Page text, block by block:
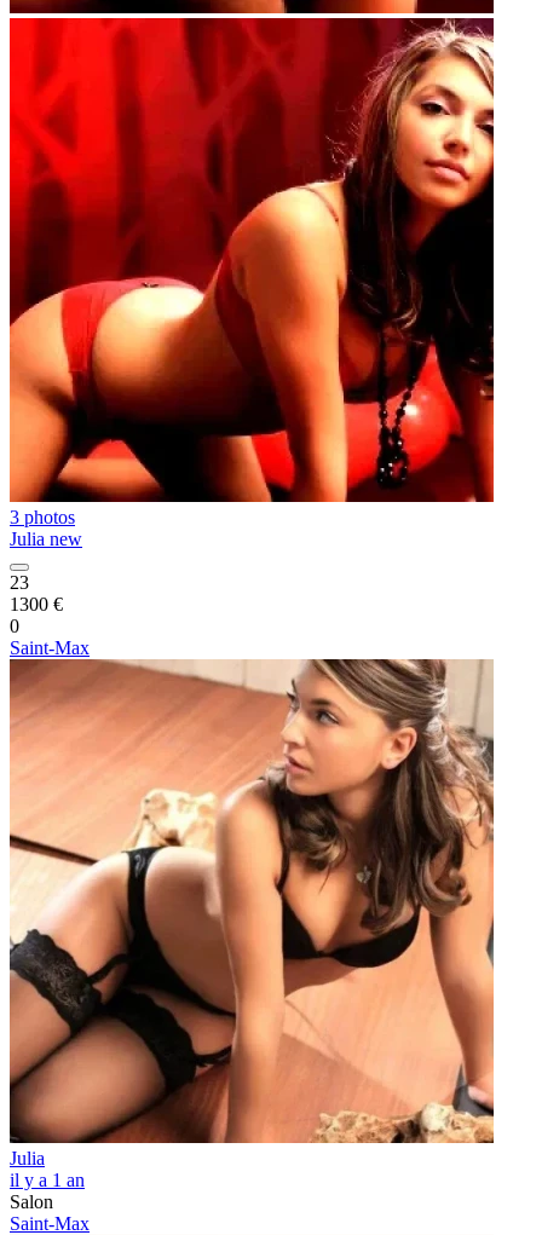
3 photos
Julia new
23
1300 €
0
Saint-Max
Julia
il y a 1 an
Salon
Saint-Max